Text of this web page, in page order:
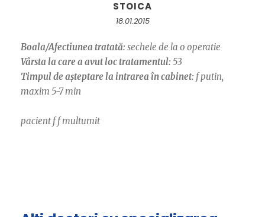
STOICA
18.01.2015
Boala/Afectiunea tratată: sechele de la o operatie
Vârsta la care a avut loc tratamentul: 53
Timpul de așteptare la intrarea în cabinet: f putin,
maxim 5-7 min
pacient f f multumit